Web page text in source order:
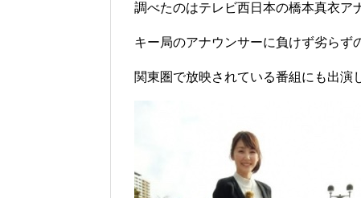
調べたのはテレビ西日本の橋本真衣ア
キー局のアナウンサーに負けず劣らず
関東圏で放映されている番組にも出演